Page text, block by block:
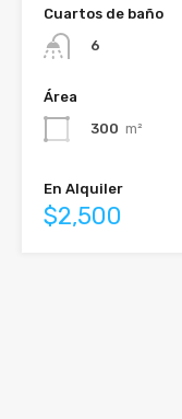
Cuartos de baño
6
Área
300 m²
En Alquiler
$2,500